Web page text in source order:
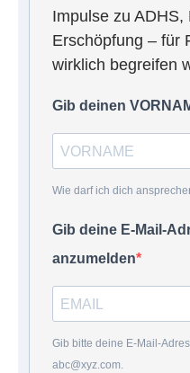
Impulse zu ADHS,
Erschöpfung – für
wirklich begreifen
Gib deinen
Wie darf ich dich
Gib deine E-Mail-
anzumelden
Gib bitte deine E-Mail-
abc@xyz.com.